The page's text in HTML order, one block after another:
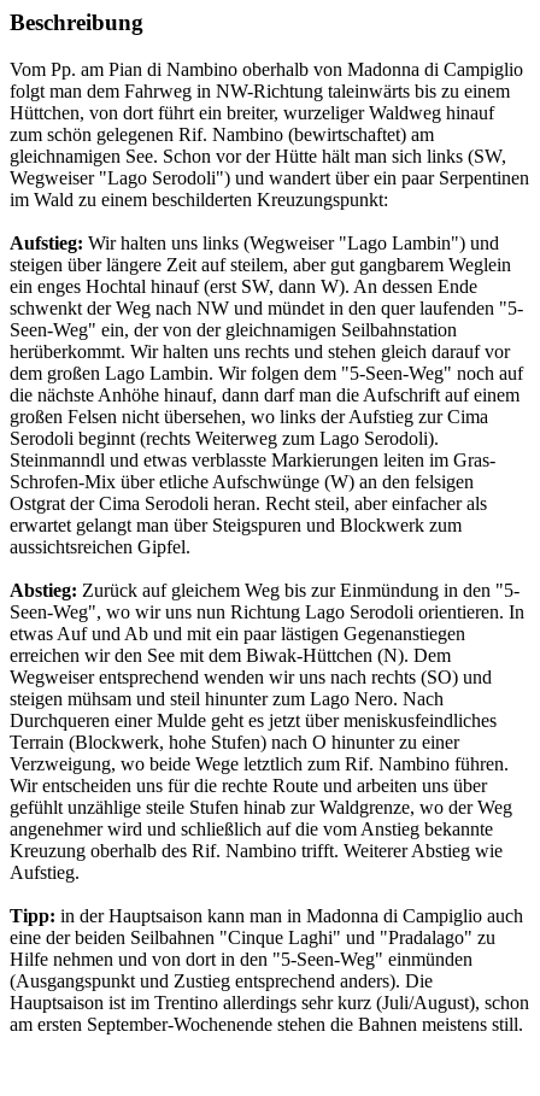
Beschreibung
Vom Pp. am Pian di Nambino oberhalb von Madonna di Campiglio
folgt man dem Fahrweg in NW-Richtung taleinwärts bis zu einem
Hüttchen, von dort führt ein breiter, wurzeliger Waldweg hinauf
zum schön gelegenen Rif. Nambino (bewirtschaftet) am
gleichnamigen See. Schon vor der Hütte hält man sich links (SW,
Wegweiser "Lago Serodoli") und wandert über ein paar Serpentinen
im Wald zu einem beschilderten Kreuzungspunkt:
Aufstieg: Wir halten uns links (Wegweiser "Lago Lambin") und
steigen über längere Zeit auf steilem, aber gut gangbarem Weglein
ein enges Hochtal hinauf (erst SW, dann W). An dessen Ende
schwenkt der Weg nach NW und mündet in den quer laufenden "5-
Seen-Weg" ein, der von der gleichnamigen Seilbahnstation
herüberkommt. Wir halten uns rechts und stehen gleich darauf vor
dem großen Lago Lambin. Wir folgen dem "5-Seen-Weg" noch auf
die nächste Anhöhe hinauf, dann darf man die Aufschrift auf einem
großen Felsen nicht übersehen, wo links der Aufstieg zur Cima
Serodoli beginnt (rechts Weiterweg zum Lago Serodoli).
Steinmanndl und etwas verblasste Markierungen leiten im Gras-
Schrofen-Mix über etliche Aufschwünge (W) an den felsigen
Ostgrat der Cima Serodoli heran. Recht steil, aber einfacher als
erwartet gelangt man über Steigspuren und Blockwerk zum
aussichtsreichen Gipfel.
Abstieg: Zurück auf gleichem Weg bis zur Einmündung in den "5-
Seen-Weg", wo wir uns nun Richtung Lago Serodoli orientieren. In
etwas Auf und Ab und mit ein paar lästigen Gegenanstiegen
erreichen wir den See mit dem Biwak-Hüttchen (N). Dem
Wegweiser entsprechend wenden wir uns nach rechts (SO) und
steigen mühsam und steil hinunter zum Lago Nero. Nach
Durchqueren einer Mulde geht es jetzt über meniskusfeindliches
Terrain (Blockwerk, hohe Stufen) nach O hinunter zu einer
Verzweigung, wo beide Wege letztlich zum Rif. Nambino führen.
Wir entscheiden uns für die rechte Route und arbeiten uns über
gefühlt unzählige steile Stufen hinab zur Waldgrenze, wo der Weg
angenehmer wird und schließlich auf die vom Anstieg bekannte
Kreuzung oberhalb des Rif. Nambino trifft. Weiterer Abstieg wie
Aufstieg.
Tipp: in der Hauptsaison kann man in Madonna di Campiglio auch
eine der beiden Seilbahnen "Cinque Laghi" und "Pradalago" zu
Hilfe nehmen und von dort in den "5-Seen-Weg" einmünden
(Ausgangspunkt und Zustieg entsprechend anders). Die
Hauptsaison ist im Trentino allerdings sehr kurz (Juli/August), schon
am ersten September-Wochenende stehen die Bahnen meistens still.